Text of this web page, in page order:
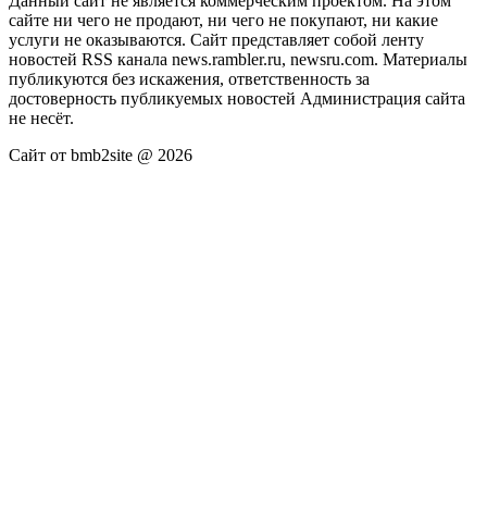
сайте ни чего не продают, ни чего не покупают, ни какие
услуги не оказываются. Сайт представляет собой ленту
новостей RSS канала news.rambler.ru, newsru.com. Материалы
публикуются без искажения, ответственность за
достоверность публикуемых новостей Администрация сайта
не несёт.
Сайт от bmb2site @ 2026